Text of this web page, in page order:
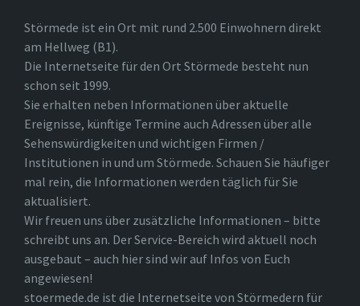
Störmede ist ein Ort mit rund 2.500 Einwohnern direkt
am Hellweg (B1).
Die Internetseite für den Ort Störmede besteht nun
schon seit 1999.
Sie erhalten neben Informationen über aktuelle
Ereignisse, künftige Termine auch Adressen über alle
Sehenswürdigkeiten und wichtigen Firmen /
Institutionen in und um Störmede. Schauen Sie häufiger
mal rein, die Informationen werden täglich für Sie
aktualisiert.
Wir freuen uns über zusätzliche Informationen – bitte
schreibt uns an. Der Service-Bereich wird aktuell noch
ausgebaut – auch hier sind wir auf Infos von Euch
angewiesen!
stoermede.de ist die Internetseite von Störmedern für